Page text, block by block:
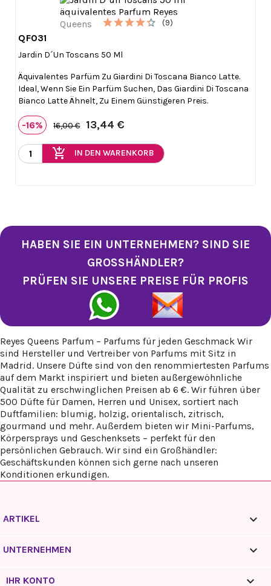
QF031
Jardin D´un Toscans 50 Ml
Äquivalentes Parfüm Zu Giardini Di Toscana Bianco Latte.
Ideal, Wenn Sie Ein Parfüm Suchen, Das Giardini Di Toscana
Bianco Latte Ähnelt, Zu Einem Günstigeren Preis.
-16% 16,00 € 13,44 €
add_shopping_cart IN DEN WARENKORB
(9)
HABEN SIE EIN UNTERNEHMEN? SIND SIE
GROSSHÄNDLER?
PRÜFEN SIE UNSERE PREISE FÜR PROFIS
Reyes Queens Parfum – Parfums für jeden Geschmack Wir
sind Hersteller und Vertreiber von Parfums mit Sitz in
Madrid. Unsere Düfte sind von den renommiertesten Parfums
auf dem Markt inspiriert und bieten außergewöhnliche
Qualität zu erschwinglichen Preisen ab 6 €. Wir führen über
500 Düfte für Damen, Herren und Unisex, sortiert nach
Duftfamilien: blumig, holzig, orientalisch, zitrisch,
gourmand und mehr. Außerdem bieten wir Mini-Parfums,
Körpersprays und Geschenksets – perfekt für den
persönlichen Gebrauch. Wir sind ein Großhändler:
Geschäftskunden können sich gerne nach unseren
Konditionen erkundigen.
ARTIKEL 
UNTERNEHMEN 
IHR KONTO 